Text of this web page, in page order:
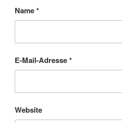
Name*
E-Mail-Adresse*
Website